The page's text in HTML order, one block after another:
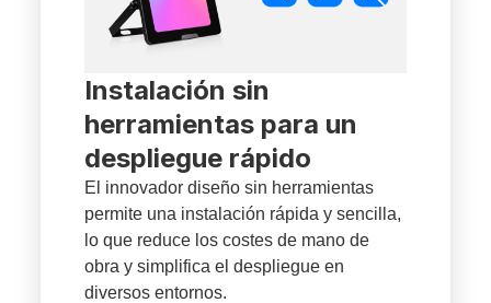
Instalación sin
herramientas para un
despliegue rápido
El innovador diseño sin herramientas
permite una instalación rápida y sencilla,
lo que reduce los costes de mano de
obra y simplifica el despliegue en
diversos entornos.